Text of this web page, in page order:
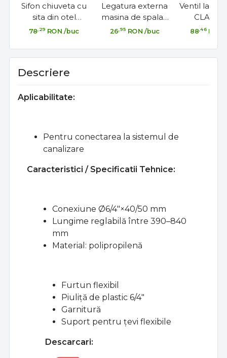
Sifon chiuveta cu
sita din otel
inoxidabil DN115-
78,29 RON /buc
Legatura externa
masina de spalat,
cromat APS1
26,95 RON /buc
Ventil lavoar
CLACK
metalic
88,46 RON
Descriere
Aplicabilitate:
Pentru conectarea la sistemul de
canalizare
Caracteristici / Specificatii Tehnice:
Conexiune Ø6/4"×40/50 mm
Lungime reglabilă între 390–840
mm
Material: polipropilenă
Furtun flexibil
Piuliță de plastic 6/4"
Garnitură
Suport pentru țevi flexibile
Descarcari: